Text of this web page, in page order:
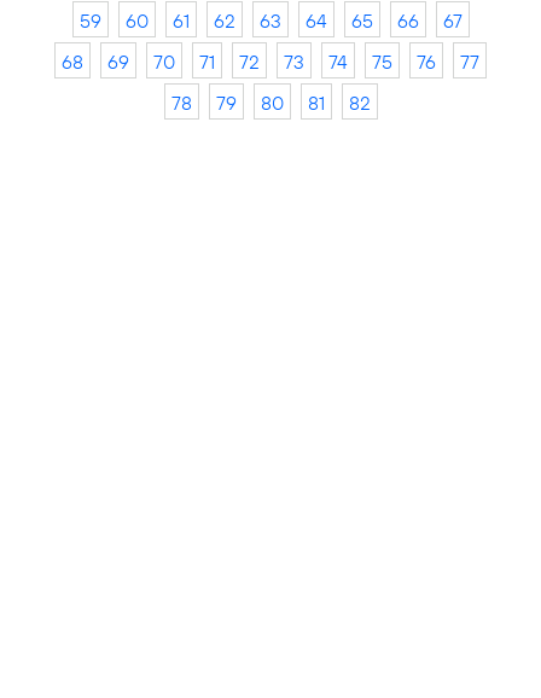
59
60 61 62 63 64 65 66
67
68
69 70 71 72 73 74 75 76
77
78
79 80 81 82